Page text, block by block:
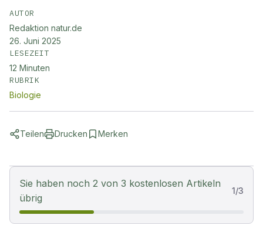
AUTOR
Redaktion natur.de
26. Juni 2025
LESEZEIT
12 Minuten
RUBRIK
Biologie
Teilen Drucken Merken
Sie haben noch 2 von 3 kostenlosen Artikeln
übrig
1/3